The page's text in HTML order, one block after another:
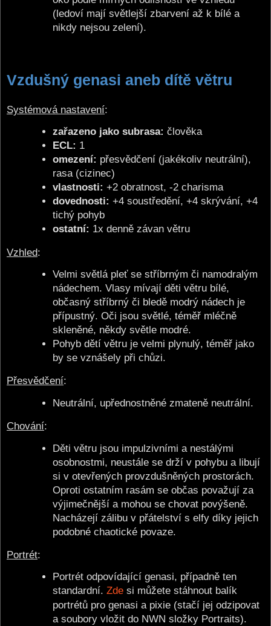
(ledoví mají světlejší zbarvení až k bílé a
nikdy nejsou zelení).
Vzdušný genasi aneb dítě větru
Systémová nastavení:
zařazeno jako subrasa: člověka
ECL: 1
omezení: přesvědčení (jakékoliv neutrální),
rasa (cizinec)
vlastnosti: +2 obratnost, -2 charisma
dovednosti: +4 soustředění, +4 skrývání, +4
tichý pohyb
ostatní: 1x denně závan větru
Vzhled:
Velmi světlá pleť se stříbrným či namodralým
nádechem. Vlasy mívají děti větru bílé,
občasný stříbrný či bledě modrý nádech je
přípustný. Oči jsou světlé, téměř mléčně
skleněné, někdy světle modré.
Pohyb dětí větru je velmi plynulý, téměř jako
by se vznášely při chůzi.
Přesvědčení:
Neutrální, upřednostněné zmateně neutrální.
Chování:
Děti větru jsou impulzivními a nestálými
osobnostmi, neustále se drží v pohybu a libují
si v otevřených provzdušněných prostorách.
Oproti ostatním rasám se občas považují za
výjimečnější a mohou se chovat povýšeně.
Nacházejí zálibu v přátelství s elfy díky jejich
podobné chaotické povaze.
Portrét:
Portrét odpovídající genasi, případně ten
standardní.Zde si můžete stáhnout balík
portrétů pro genasi a pixie (stačí jej odzipovat
a soubory vložit do NWN složky Portraits).